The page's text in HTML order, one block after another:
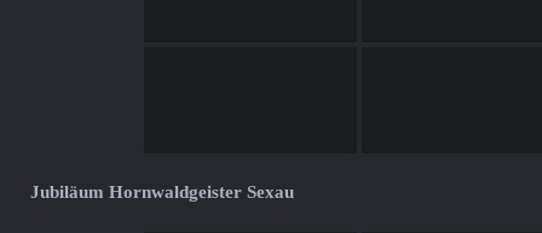
Jubiläum Hornwaldgeister Sexau